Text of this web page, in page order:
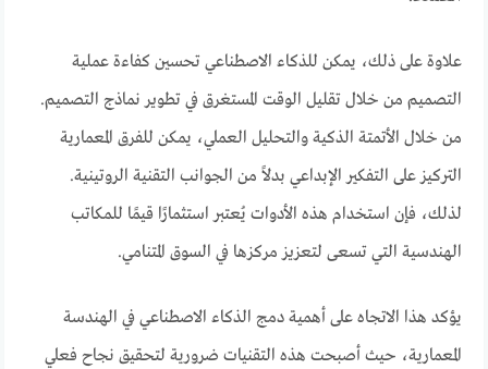
علاوة على ذلك، يمكن للذكاء الاصطناعي تحسين كفاءة عملية
التصميم من خلال تقليل الوقت المستغرق في تطوير نماذج التصميم.
من خلال الأتمتة الذكية والتحليل العملي، يمكن للفرق المعمارية
التركيز على التفكير الإبداعي بدلاً من الجوانب التقنية الروتينية.
لذلك، فإن استخدام هذه الأدوات يُعتبر استثمارًا قيمًا للمكاتب
الهندسية التي تسعى لتعزيز مركزها في السوق المتنامي.
يؤكد هذا الاتجاه على أهمية دمج الذكاء الاصطناعي في الهندسة
المعمارية، حيث أصبحت هذه التقنيات ضرورية لتحقيق نجاح فعلي